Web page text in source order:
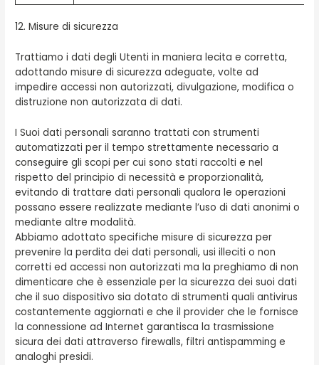
12. Misure di sicurezza
Trattiamo i dati degli Utenti in maniera lecita e corretta,
adottando misure di sicurezza adeguate, volte ad
impedire accessi non autorizzati, divulgazione, modifica o
distruzione non autorizzata di dati.
I Suoi dati personali saranno trattati con strumenti
automatizzati per il tempo strettamente necessario a
conseguire gli scopi per cui sono stati raccolti e nel
rispetto del principio di necessità e proporzionalità,
evitando di trattare dati personali qualora le operazioni
possano essere realizzate mediante l’uso di dati anonimi o
mediante altre modalità.
Abbiamo adottato specifiche misure di sicurezza per
prevenire la perdita dei dati personali, usi illeciti o non
corretti ed accessi non autorizzati ma la preghiamo di non
dimenticare che è essenziale per la sicurezza dei suoi dati
che il suo dispositivo sia dotato di strumenti quali antivirus
costantemente aggiornati e che il provider che le fornisce
la connessione ad Internet garantisca la trasmissione
sicura dei dati attraverso firewalls, filtri antispamming e
analoghi presidi.